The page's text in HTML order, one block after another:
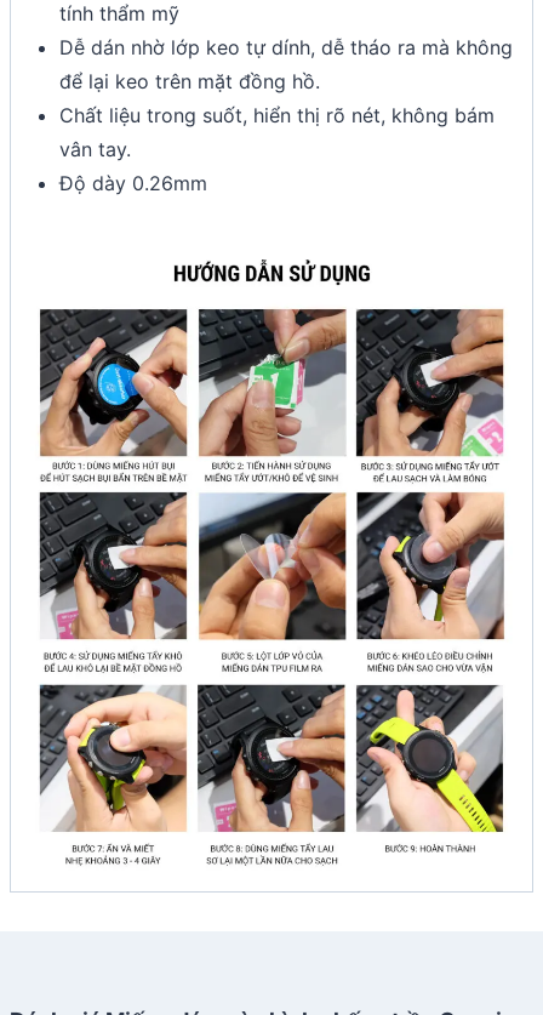
tính thẩm mỹ
Dễ dán nhờ lớp keo tự dính, dễ tháo ra mà không
để lại keo trên mặt đồng hồ.
Chất liệu trong suốt, hiển thị rõ nét, không bám
vân tay.
Độ dày 0.26mm